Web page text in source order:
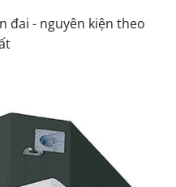
đai - nguyên kiện theo